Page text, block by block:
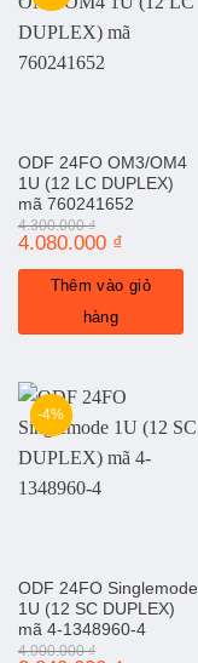
ODF 24FO OM3/OM4
1U (12 LC DUPLEX)
mã 760241652
4.300.000₫
Giá
là:
4.300.000 ₫.
4.080.000 ₫
tại
là:
Thêm vào giỏ
hàng
-4%
ODF 24FO Singlemode
1U (12 SC DUPLEX)
mã 4-1348960-4
4.000.000₫